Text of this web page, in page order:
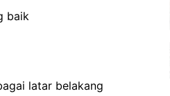
baik
latar belakang